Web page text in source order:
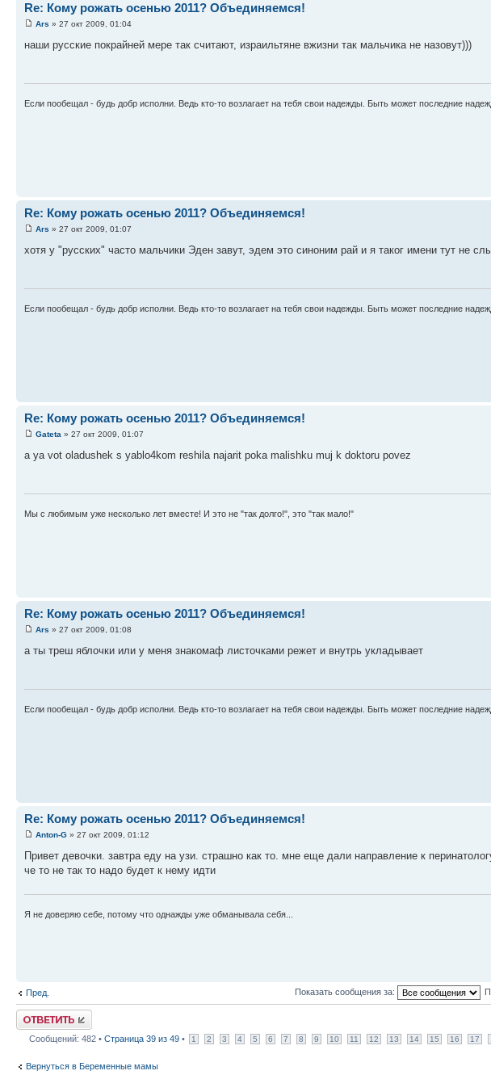
Re: Кому рожать осенью 2011? Объединяемся!
Ars » 27 окт 2009, 01:04
наши русские покрайней мере так считают, израильтяне вжизни так мальчика не назовут)))
Если пообещал - будь добр исполни. Ведь кто-то возлагает на тебя свои надежды. Быть может последние
Re: Кому рожать осенью 2011? Объединяемся!
Ars » 27 окт 2009, 01:07
хотя у "русских" часто мальчики Эден завут, эдем это синоним рай и я таког имени тут не
Если пообещал - будь добр исполни. Ведь кто-то возлагает на тебя свои надежды. Быть может последние
Re: Кому рожать осенью 2011? Объединяемся!
Gateta » 27 окт 2009, 01:07
a ya vot oladushek s yablo4kom reshila najarit poka malishku muj k doktoru povez
Мы с любимым уже несколько лет вместе! И это не "так долго!", это "так мало!"
Re: Кому рожать осенью 2011? Объединяемся!
Ars » 27 окт 2009, 01:08
а ты треш яблочки или у меня знакомаф листочками режет и внутрь укладывает
Если пообещал - будь добр исполни. Ведь кто-то возлагает на тебя свои надежды. Быть может последние
Re: Кому рожать осенью 2011? Объединяемся!
Anton-G » 27 окт 2009, 01:12
Привет девочки. завтра еду на узи. страшно как то. мне еще дали направление к
че то не так то надо будет к нему идти
Я не доверяю себе, потому что однажды уже обманывала себя...
Пред. Показать сообщения за:
Ответить
Сообщений: 482 • Страница 39 из 49 • 1 2 3 4 5 6 7 8 9 10 11 12 13 14 15 16 17
Вернуться в Беременные мамы